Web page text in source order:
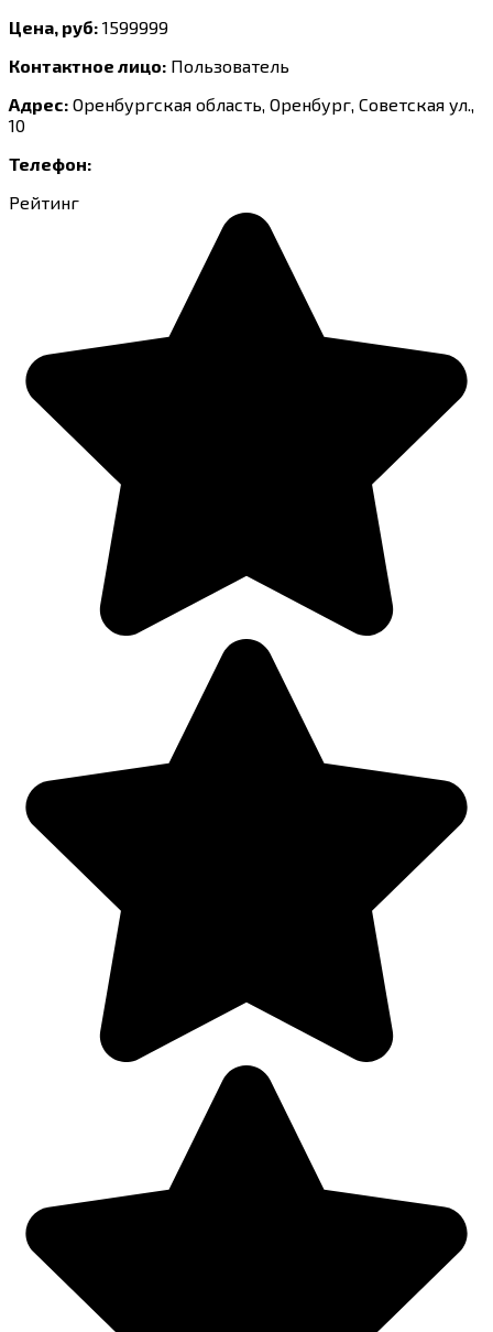
Цена, руб: 1599999
Контактное лицо: Пользователь
Адрес: Оренбургская область, Оренбург, Советская ул.,
10
Телефон:
Рейтинг